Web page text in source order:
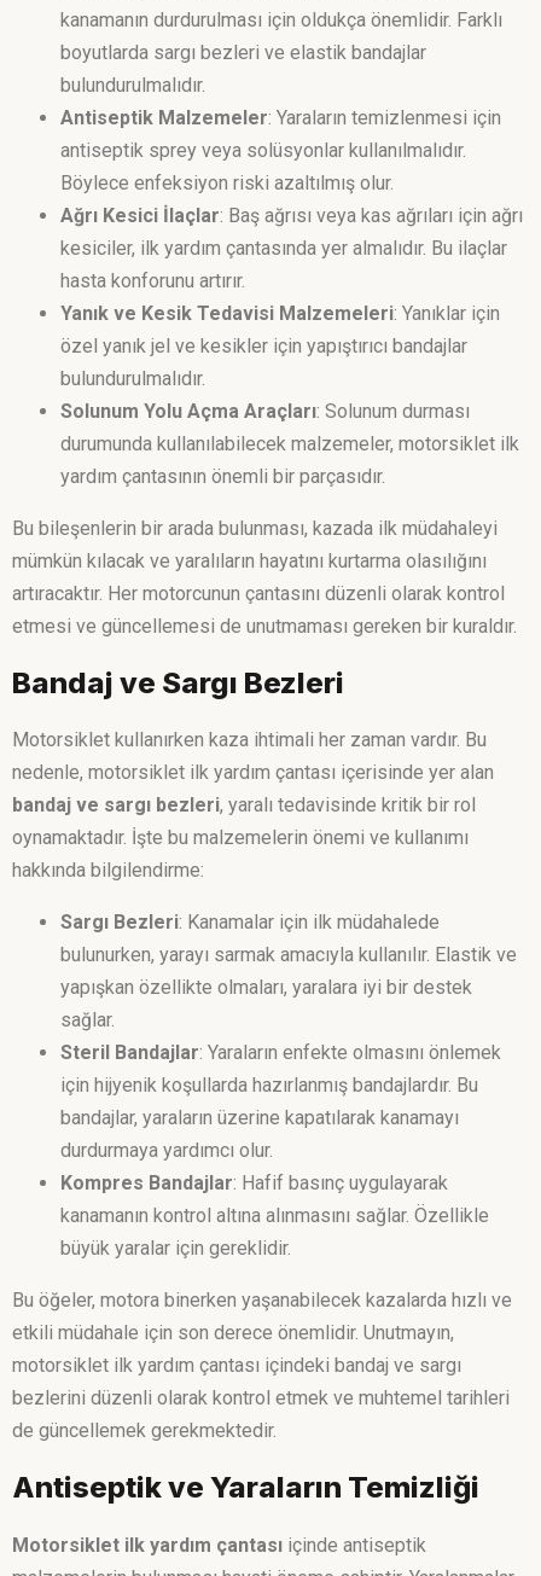
kanamanın durdurulması için oldukça önemlidir. Farklı
boyutlarda sargı bezleri ve elastik bandajlar
bulundurulmalıdır.
Antiseptik Malzemeler: Yaraların temizlenmesi için
antiseptik sprey veya solüsyonlar kullanılmalıdır.
Böylece enfeksiyon riski azaltılmış olur.
Ağrı Kesici İlaçlar: Baş ağrısı veya kas ağrıları için ağrı
kesiciler, ilk yardım çantasında yer almalıdır. Bu ilaçlar
hasta konforunu artırır.
Yanık ve Kesik Tedavisi Malzemeleri: Yanıklar için
özel yanık jel ve kesikler için yapıştırıcı bandajlar
bulundurulmalıdır.
Solunum Yolu Açma Araçları: Solunum durması
durumunda kullanılabilecek malzemeler, motorsiklet ilk
yardım çantasının önemli bir parçasıdır.
Bu bileşenlerin bir arada bulunması, kazada ilk müdahaleyi
mümkün kılacak ve yaralıların hayatını kurtarma olasılığını
artıracaktır. Her motorcunun çantasını düzenli olarak kontrol
etmesi ve güncellemesi de unutmaması gereken bir kuraldır.
Bandaj ve Sargı Bezleri
Motorsiklet kullanırken kaza ihtimali her zaman vardır. Bu
nedenle, motorsiklet ilk yardım çantası içerisinde yer alan
bandaj ve sargı bezleri, yaralı tedavisinde kritik bir rol
oynamaktadır. İşte bu malzemelerin önemi ve kullanımı
hakkında bilgilendirme:
Sargı Bezleri: Kanamalar için ilk müdahalede
bulunurken, yarayı sarmak amacıyla kullanılır. Elastik ve
yapışkan özellikte olmaları, yaralara iyi bir destek
sağlar.
Steril Bandajlar: Yaraların enfekte olmasını önlemek
için hijyenik koşullarda hazırlanmış bandajlardır. Bu
bandajlar, yaraların üzerine kapatılarak kanamayı
durdurmaya yardımcı olur.
Kompres Bandajlar: Hafif basınç uygulayarak
kanamanın kontrol altına alınmasını sağlar. Özellikle
büyük yaralar için gereklidir.
Bu öğeler, motora binerken yaşanabilecek kazalarda hızlı ve
etkili müdahale için son derece önemlidir. Unutmayın,
motorsiklet ilk yardım çantası içindeki bandaj ve sargı
bezlerini düzenli olarak kontrol etmek ve muhtemel tarihleri
de güncellemek gerekmektedir.
Antiseptik ve Yaraların Temizliği
Motorsiklet ilk yardım çantası içinde antiseptik